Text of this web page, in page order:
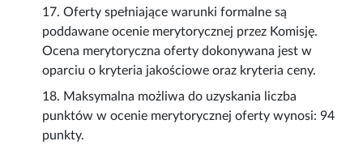
17. Oferty spełniające warunki formalne są
poddawane ocenie merytorycznej przez Komisję.
Ocena merytoryczna oferty dokonywana jest w
oparciu o kryteria jakościowe oraz kryteria ceny.
18. Maksymalna możliwa do uzyskania liczba
punktów w ocenie merytorycznej oferty wynosi: 94
punkty.